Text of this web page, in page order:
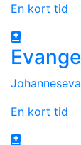
En kort tid
En kort tid